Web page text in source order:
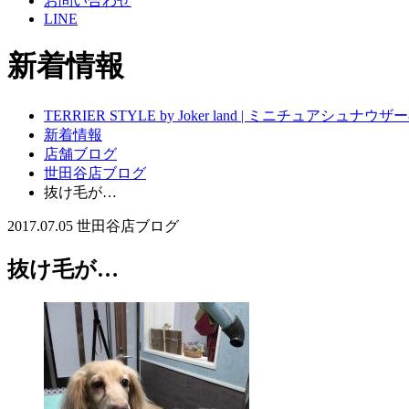
LINE
新着情報
TERRIER STYLE by Joker land | ミニチュアシュナウザ
新着情報
店舗ブログ
世田谷店ブログ
抜け毛が…
2017.07.05 世田谷店ブログ
抜け毛が…